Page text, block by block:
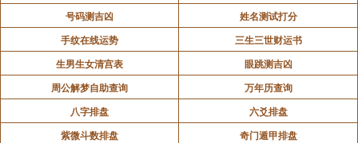
号码测吉凶
姓名测试打分
手纹在线运势
三生三世财运书
生男生女清宫表
眼跳测吉凶
周公解梦自助查询
万年历查询
八字排盘
六爻排盘
紫微斗数排盘
奇门遁甲排盘